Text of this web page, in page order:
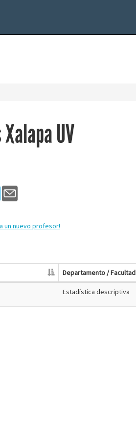
UV
un nuevo profesor!
Departamento / Facultad
Estadística descriptiva